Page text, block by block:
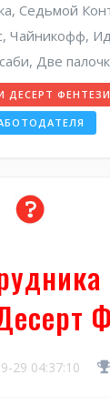
Седьмой
Чайникофф,
Две
ФЕНТЕЗИ
29 04:37:10